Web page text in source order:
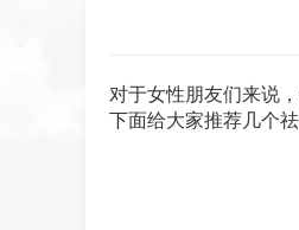
对于女性朋友们来说
下面给大家推荐几个